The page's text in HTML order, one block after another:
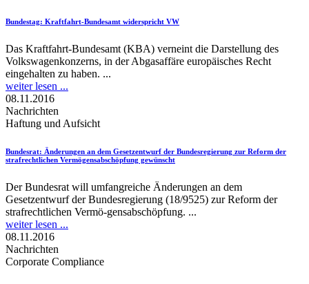
Bundestag: Kraftfahrt-Bundesamt widerspricht VW
Das Kraftfahrt-Bundesamt (KBA) verneint die Darstellung des
Volkswagenkonzerns, in der Abgasaffäre europäisches Recht
eingehalten zu haben. ...
weiter lesen ...
08.11.2016
Nachrichten
Haftung und Aufsicht
Bundesrat: Änderungen an dem Gesetzentwurf der Bundesregierung zur Reform der
strafrechtlichen Vermögensabschöpfung gewünscht
Der Bundesrat will umfangreiche Änderungen an dem
Gesetzentwurf der Bundesregierung (18/9525) zur Reform der
strafrechtlichen Vermö-gensabschöpfung. ...
weiter lesen ...
08.11.2016
Nachrichten
Corporate Compliance